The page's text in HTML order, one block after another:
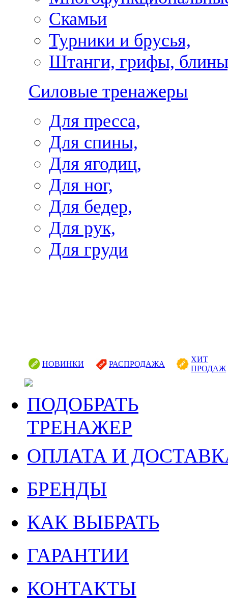
Скамьи
Турники и брусья,
Штанги, грифы,
Силовые тренажеры
Для пресса,
Для спины,
Для ягодиц,
Для ног,
Для бедер,
Для рук,
Для груди
НОВИНКИ РАСПРОДАЖА
ХИТ
ПРОДАЖ
ПОДОБРАТЬ
ТРЕНАЖЕР
ОПЛАТА И
БРЕНДЫ
КАК ВЫБРАТЬ
ГАРАНТИИ
КОНТАКТЫ